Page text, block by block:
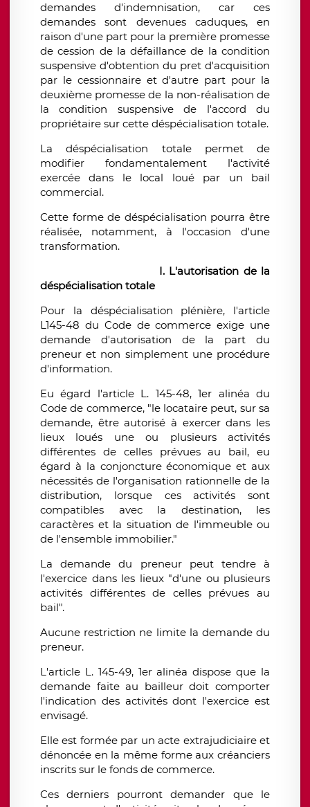
demandes d'indemnisation, car ces
demandes sont devenues caduques, en
raison d'une part pour la première promesse
de cession de la défaillance de la condition
suspensive d'obtention du pret d'acquisition
par le cessionnaire et d'autre part pour la
deuxième promesse de la non-réalisation de
la condition suspensive de l'accord du
propriétaire sur cette déspécialisation totale.
La déspécialisation totale permet de
modifier fondamentalement l'activité
exercée dans le local loué par un bail
commercial.
Cette forme de déspécialisation pourra être
réalisée, notamment, à l'occasion d'une
transformation.
I. L'autorisation de la
déspécialisation totale
Pour la déspécialisation plénière, l'article
L145-48 du Code de commerce exige une
demande d'autorisation de la part du
preneur et non simplement une procédure
d'information.
Eu égard l'article L. 145-48, 1er alinéa du
Code de commerce, "le locataire peut, sur sa
demande, être autorisé à exercer dans les
lieux loués une ou plusieurs activités
différentes de celles prévues au bail, eu
égard à la conjoncture économique et aux
nécessités de l'organisation rationnelle de la
distribution, lorsque ces activités sont
compatibles avec la destination, les
caractères et la situation de l'immeuble ou
de l'ensemble immobilier."
La demande du preneur peut tendre à
l'exercice dans les lieux "d'une ou plusieurs
activités différentes de celles prévues au
bail".
Aucune restriction ne limite la demande du
preneur.
L'article L. 145-49, 1er alinéa dispose que la
demande faite au bailleur doit comporter
l'indication des activités dont l'exercice est
envisagé.
Elle est formée par un acte extrajudiciaire et
dénoncée en la même forme aux créanciers
inscrits sur le fonds de commerce.
Ces derniers pourront demander que le